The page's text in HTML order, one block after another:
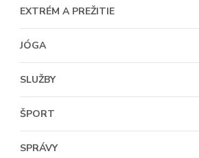
EXTRÉM A PREŽITIE
JÓGA
SLUŽBY
ŠPORT
SPRÁVY